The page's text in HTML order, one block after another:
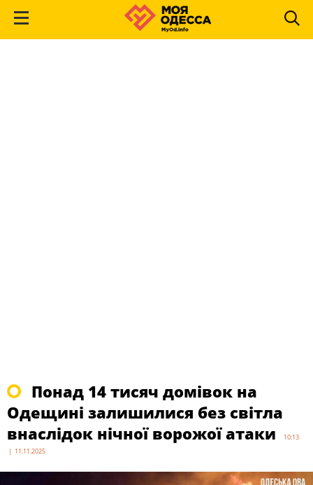
Понад 14 тисяч домівок на
Одещині залишилися без світла
внаслідок нічної ворожої атаки
10:13
| 11.11.2025